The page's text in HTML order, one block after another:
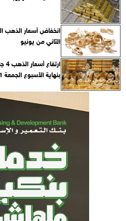
الثاني من يونيو
بنهاية الأسبوع الجمعة 11 يونيو 2021